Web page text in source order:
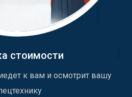
стоимости
к вам и осмотрит вашу